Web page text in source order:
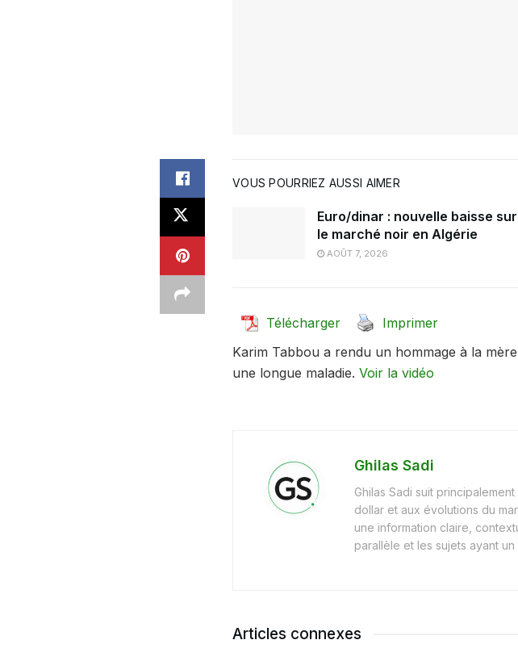
VOUS POURRIEZ AUSSI AIMER
Euro/dinar : nouvelle baisse sur
le marché noir en Algérie
AOÛT 7, 2026
Télécharger
Imprimer
Karim Tabbou a rendu un hommage à la
une longue maladie. Voir la vidéo
Ghilas Sadi
Ghilas Sadi suit
dollar et aux évolutions du
une information claire,
parallèle et les sujets ayant
Articles connexes